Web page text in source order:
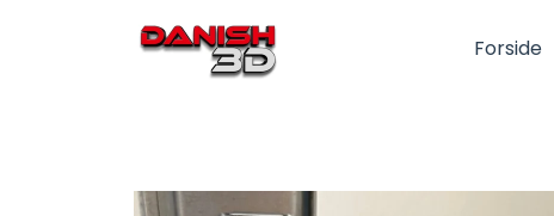
Forside